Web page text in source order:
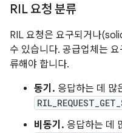
RIL 요청 분류
RIL 요청은 요구되거나
수 있습니다. 공급업체는
류해야 합니다.
동기. 응답하는 데 많
비동기. 응답하는 데